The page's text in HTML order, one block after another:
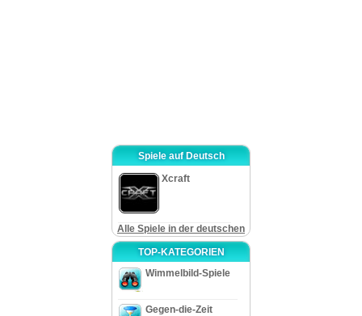
Spiele auf Deutsch
Xcraft
Alle Spiele in der deutschen
TOP-KATEGORIEN
Wimmelbild-Spiele
Gegen-die-Zeit